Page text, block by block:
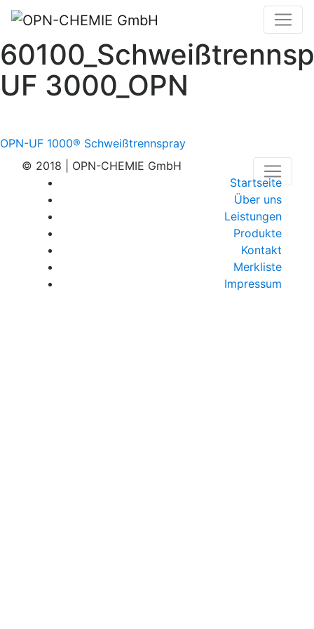
UF 3000_OPN
Beitragsnavigation
OPN-UF 1000® Schweißtrennspray
© 2018 | OPN-CHEMIE GmbH
Startseite
Über uns
Leistungen
Produkte
Kontakt
Merkliste
Impressum